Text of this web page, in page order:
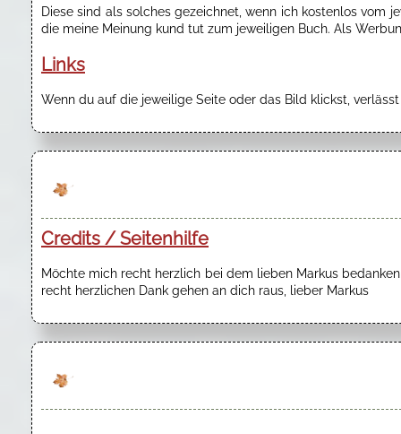
Diese sind als solches gezeichnet, wenn ich kostenlos vom
die meine Meinung kund tut zum jeweiligen Buch. Als
Links
Wenn du auf die jeweilige Seite oder das Bild klickst,
Credits / Seitenhilfe
Möchte mich recht herzlich bei dem lieben Markus
recht herzlichen Dank gehen an dich raus, lieber Markus